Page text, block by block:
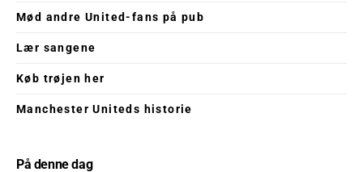
Mød andre United-fans på pub
Lær sangene
Køb trøjen her
Manchester Uniteds historie
På denne dag